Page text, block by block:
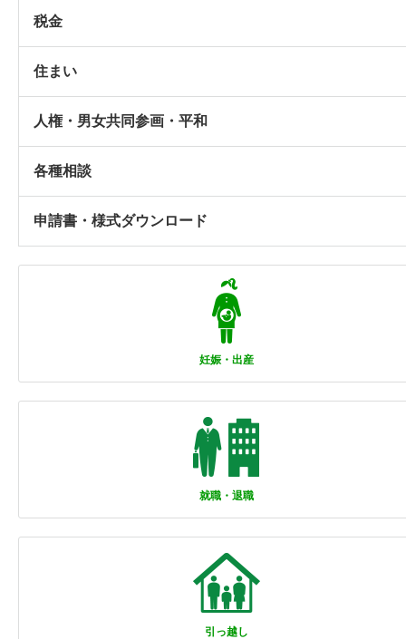
税金
住まい
人権・男女共同参画・平和
各種相談
申請書・様式ダウンロード
妊娠・出産
就職・退職
引っ越し